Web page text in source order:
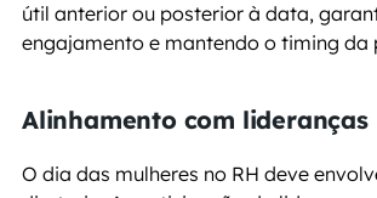
útil anterior ou posterior à data,
engajamento e mantendo o timing da
Alinhamento com lideranças
O dia das mulheres no RH deve